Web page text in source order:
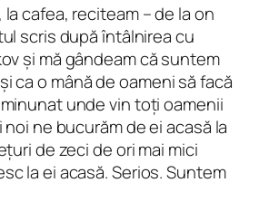
cafea, reciteam – de la on
scris după întâlnirea cu
și mă gândeam că suntem
ca o mână de oameni să facă
unde vin toți oamenii
ne bucurăm de ei acasă la
de zeci de ori mai mici
la ei acasă. Serios. Suntem